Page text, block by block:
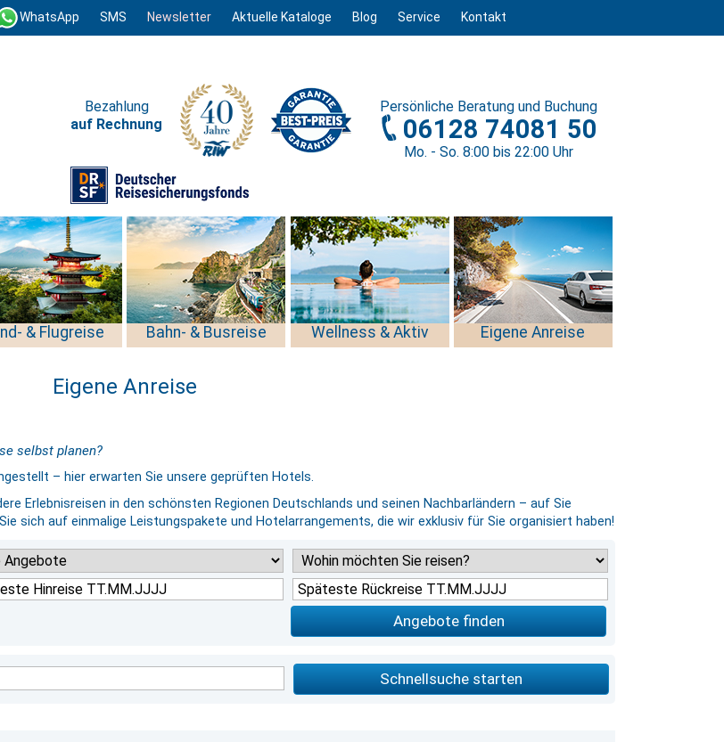
WhatsApp SMS Newsletter Aktuelle Kataloge Blog Service Kontakt
Persönliche Beratung und Buchung
06128 74081 50
Mo. - So. 8:00 bis 22:00 Uhr
Bezahlung
auf Rechnung
& Flugreise Bahn- & Busreise Wellness & Aktiv Eigene Anreise
Eigene Anreise
selbst planen?
– hier erwarten Sie unsere geprüften Hotels.
Erlebnisreisen in den schönsten Regionen Deutschlands und seinen Nachbarländern – auf Sie
sich auf einmalige Leistungspakete und Hotelarrangements, die wir exklusiv für Sie organisiert haben!
Angebote finden
Schnellsuche starten